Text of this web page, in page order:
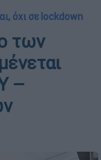
όχι σε lockdown
των
–